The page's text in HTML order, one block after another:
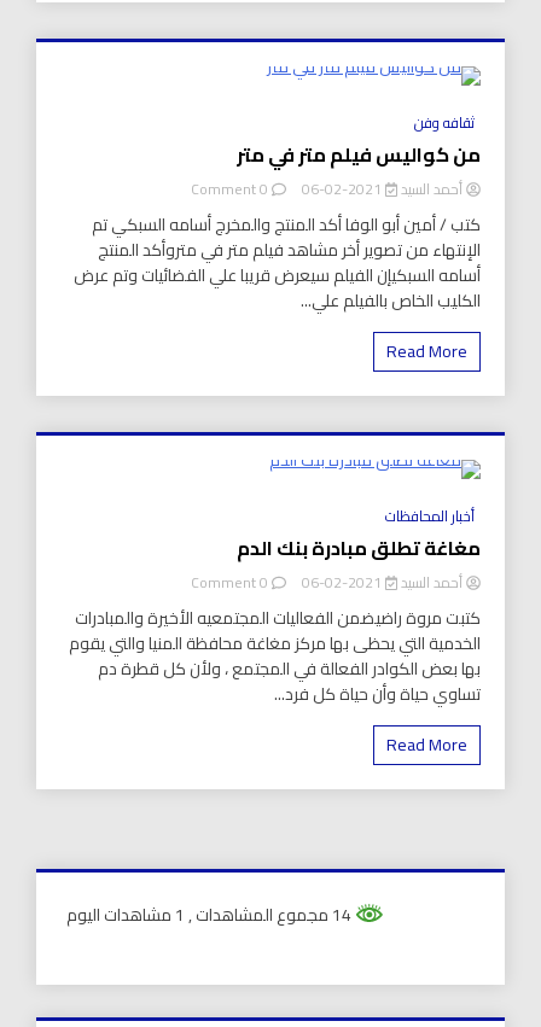
ثقافه وفن
من كواليس فيلم متر في متر
أحمد السيد 0 Comment
كواليس
فيلم
متر
كتب / أمين أبو الوفا أكد المنتج والمخرج أسامه السبكي تم
الإنتهاء من تصوير أخر مشاهد فيلم متر في متروأكد المنتج
أسامه السبكيإن الفيلم سيعرض قريبا علي الفضائيات وتم عرض
الكليب الخاص بالفيلم علي...
Read More
أخبار المحافظات
مغاغة تطلق مبادرة بنك الدم
أحمد السيد 0 Comment
مغاغة
تطلق
مبادرة
بنك
كتبت مروة راضيضمن الفعاليات المجتمعيه الأخيرة والمبادرات
الخدمية التي يحظى بها مركز مغاغة محافظة المنيا والتي يقوم
بها بعض الكوادر الفعالة في المجتمع ، ولأن كل قطرة دم
تساوي حياة وأن حياة كل فرد...
Read More
, 1 مشاهدات اليوم